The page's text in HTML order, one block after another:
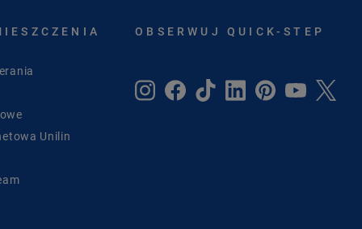
Unilin
OBSERWUJ QUICK-STEP